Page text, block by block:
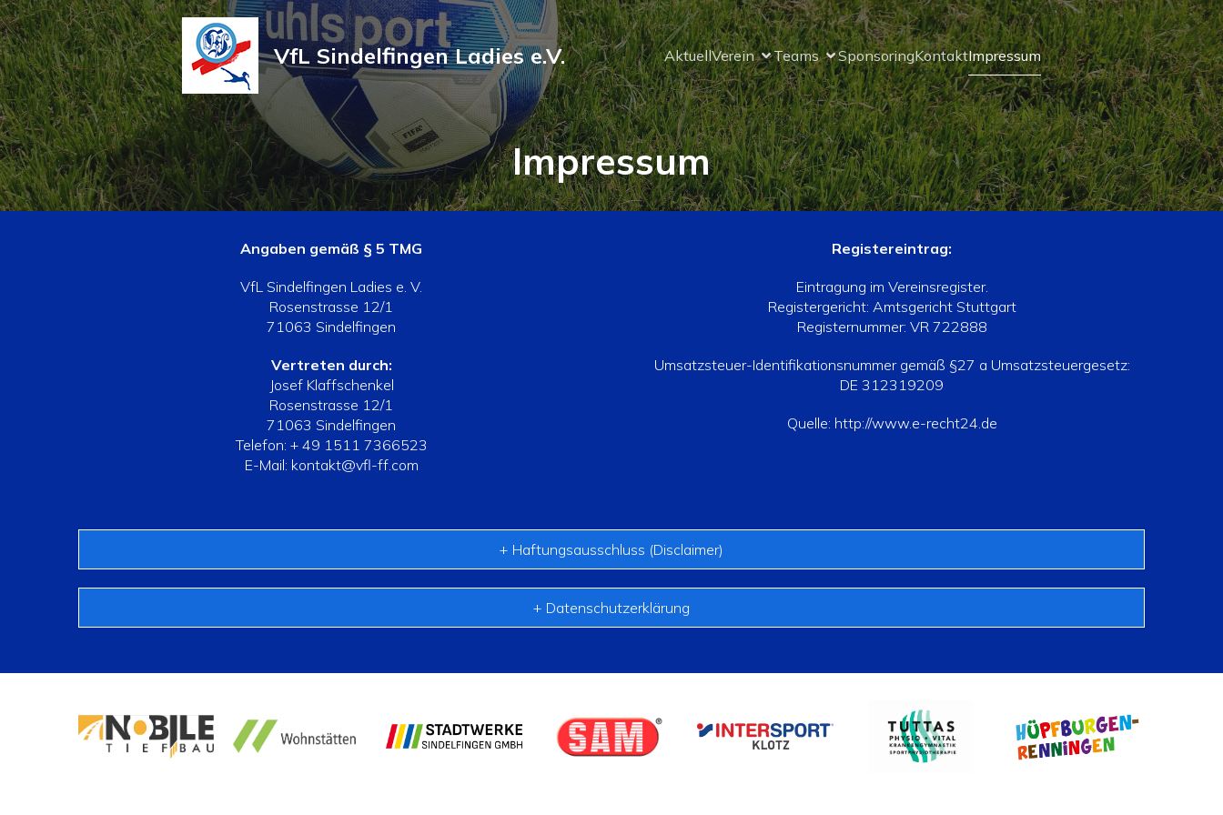
VfL Sindelfingen Ladies e.V. AktuellVerein Teams SponsoringKontaktImpressum
Impressum
Angaben gemäß § 5 TMG
VfL Sindelfingen Ladies e. V.
Rosenstrasse 12/1
71063 Sindelfingen
Vertreten durch:
Josef Klaffschenkel
Rosenstrasse 12/1
71063 Sindelfingen
Telefon: + 49 1511 7366523
E-Mail: kontakt@vfl-ff.com
Registereintrag:
Eintragung im Vereinsregister.
Registergericht: Amtsgericht Stuttgart
Registernummer: VR 722888
Umsatzsteuer-Identifikationsnummer gemäß §27 a Umsatzsteuergesetz:
DE 312319209
Quelle: http://www.e-recht24.de
Haftungsausschluss (Disclaimer)
Datenschutzerklärung